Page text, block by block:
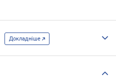
Докладніше